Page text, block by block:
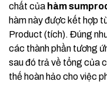
chất của hàm
hàm này được kết hợp
Product (tích). Đúng
các thành phần tương
sau đó trả về tổng của
thế hoàn hảo cho việc